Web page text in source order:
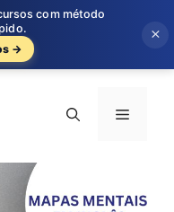
Menu
com método
→
×